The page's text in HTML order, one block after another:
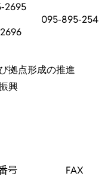
2695
095-895-2544
拠点形成の推進
興
号 FAX